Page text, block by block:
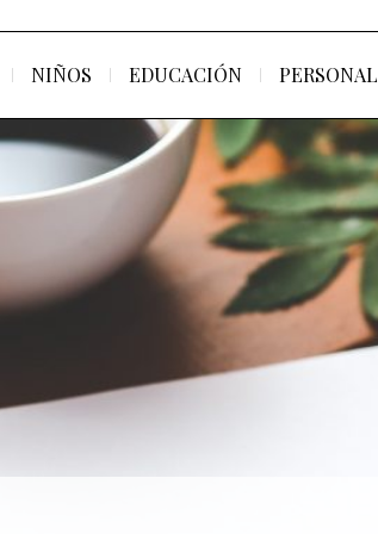
NIÑOS EDUCACIÓN PERSONAL